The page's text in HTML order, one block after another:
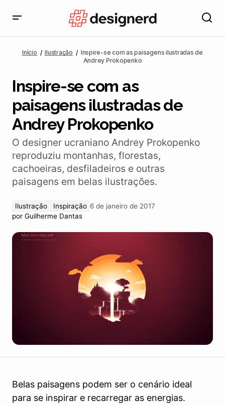
Prokopenko
Início Ilustração
Inspire-se com as paisagens ilustradas de
Andrey Prokopenko
Inspire-se com as
paisagens ilustradas de
Andrey Prokopenko
O designer ucraniano Andrey Prokopenko
reproduziu montanhas, florestas,
cachoeiras, desfiladeiros e outras
paisagens em belas ilustrações.
Ilustração Inspiração 6 de janeiro de 2017
por Guilherme Dantas
Belas paisagens podem ser o cenário ideal
para se inspirar e recarregar as energias.